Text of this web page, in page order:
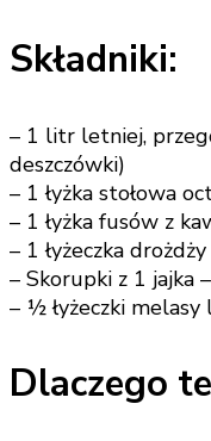
Składniki:
– 1 litr letniej,
deszczówki)
– 1 łyżka stołowa
– 1 łyżka fusów z
– 1 łyżeczka
– Skorupki z 1 jajka
– ½ łyżeczki
Dlaczego